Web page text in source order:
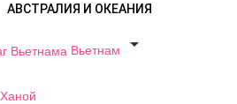
АВСТРАЛИЯ И ОКЕАНИЯ
Вьетнам

Ханой